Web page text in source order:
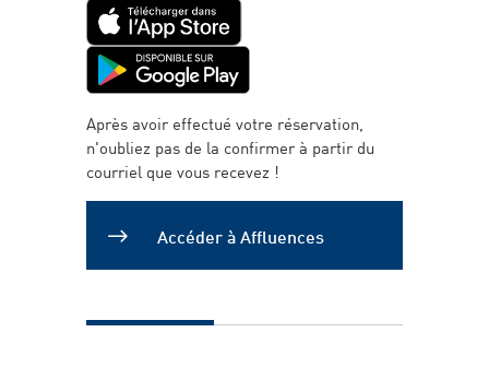
Après avoir effectué votre réservation,
n'oubliez pas de la confirmer à partir du
courriel que vous recevez !
Accéder à Affluences